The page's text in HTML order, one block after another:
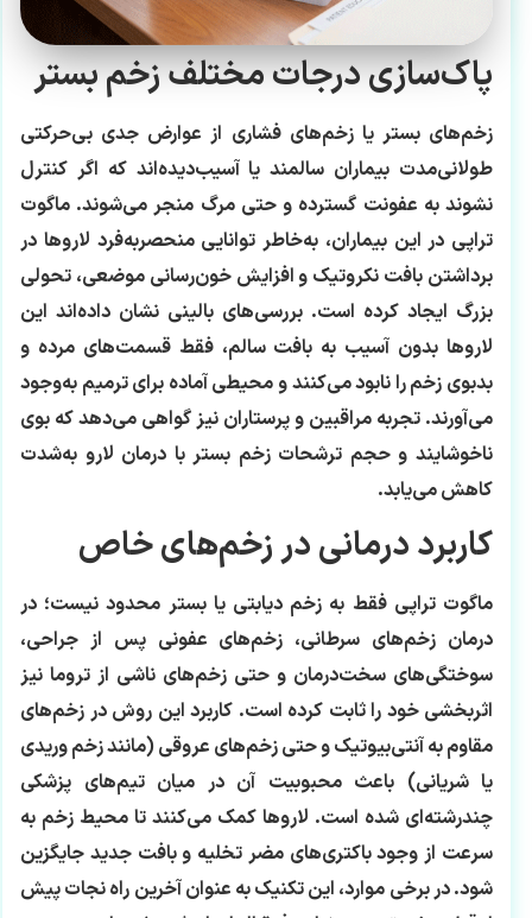
پاک‌سازی درجات مختلف زخم بستر
زخم‌های بستر یا زخم‌های فشاری از عوارض جدی بی‌حرکتی
طولانی‌مدت بیماران سالمند یا آسیب‌دیده‌اند که اگر کنترل
نشوند به عفونت گسترده و حتی مرگ منجر می‌شوند. ماگوت
تراپی در این بیماران، به‌خاطر توانایی منحصربه‌فرد لاروها در
برداشتن بافت نکروتیک و افزایش خون‌رسانی موضعی، تحولی
بزرگ ایجاد کرده است. بررسی‌های بالینی نشان داده‌اند این
لاروها بدون آسیب به بافت سالم، فقط قسمت‌های مرده و
بدبوی زخم را نابود می‌کنند و محیطی آماده برای ترمیم به‌وجود
می‌آورند. تجربه مراقبین و پرستاران نیز گواهی می‌دهد که بوی
ناخوشایند و حجم ترشحات زخم بستر با درمان لارو به‌شدت
کاهش می‌یابد.
کاربرد درمانی در زخم‌های خاص
ماگوت تراپی فقط به زخم دیابتی یا بستر محدود نیست؛ در
درمان زخم‌های سرطانی، زخم‌های عفونی پس از جراحی،
سوختگی‌های سخت‌درمان و حتی زخم‌های ناشی از تروما نیز
اثربخشی خود را ثابت کرده است. کاربرد این روش در زخم‌های
مقاوم به آنتی‌بیوتیک و حتی زخم‌های عروقی (مانند زخم وریدی
یا شریانی) باعث محبوبیت آن در میان تیم‌های پزشکی
چندرشته‌ای شده است. لاروها کمک می‌کنند تا محیط زخم به
سرعت از وجود باکتری‌های مضر تخلیه و بافت جدید جایگزین
شود. در برخی موارد، این تکنیک به عنوان آخرین راه نجات پیش